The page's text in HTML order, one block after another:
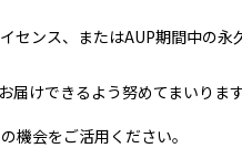
センス、またはAUP期間中の永
けできるよう努めてまいります
機会をご活用ください。